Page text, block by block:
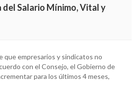
del Salario Mínimo, Vital y
que empresarios y sindicatos no
con el Consejo, el Gobierno de
para los últimos 4 meses,